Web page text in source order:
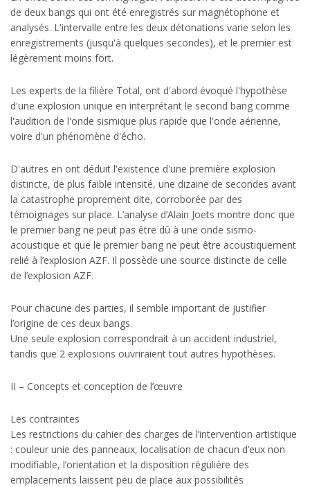
de deux bangs qui ont été enregistrés sur magnétophone et
analysés. L'intervalle entre les deux détonations varie selon les
enregistrements (jusqu'à quelques secondes), et le premier est
légèrement moins fort.
Les experts de la filière Total, ont d'abord évoqué l'hypothèse
d'une explosion unique en interprétant le second bang comme
l'audition de l'onde sismique plus rapide que l'onde aérienne,
voire d'un phénomène d'écho.
D'autres en ont déduit l'existence d'une première explosion
distincte, de plus faible intensité, une dizaine de secondes avant
la catastrophe proprement dite, corroborée par des
témoignages sur place. L’analyse d’Alain Joets montre donc que
le premier bang ne peut pas être dû à une onde sismo-
acoustique et que le premier bang ne peut être acoustiquement
relié à l’explosion AZF. Il possède une source distincte de celle
de l’explosion AZF.
Pour chacune des parties, il semble important de justifier
l’origine de ces deux bangs.
Une seule explosion correspondrait à un accident industriel,
tandis que 2 explosions ouvriraient tout autres hypothèses.
II – Concepts et conception de l’œuvre
Les contraintes
Les restrictions du cahier des charges de l’intervention artistique
: couleur unie des panneaux, localisation de chacun d’eux non
modifiable, l’orientation et la disposition régulière des
emplacements laissent peu de place aux possibilités